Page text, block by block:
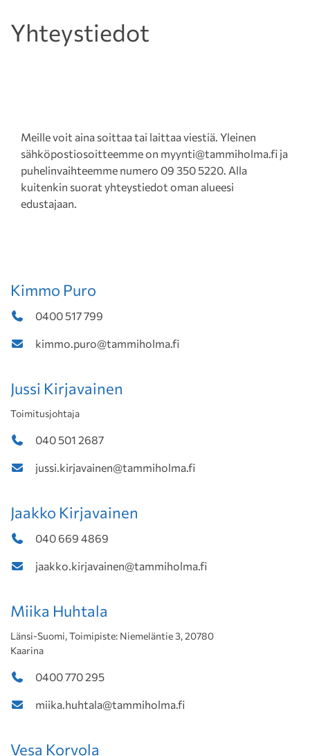
Yhteystiedot
Meille voit aina soittaa tai laittaa viestiä. Yleinen
sähköpostiosoitteemme on myynti@tammiholma.fi ja
puhelinvaihteemme numero 09 350 5220. Alla
kuitenkin suorat yhteystiedot oman alueesi
edustajaan.
Kimmo Puro
0400 517 799
kimmo.puro@tammiholma.fi
Jussi Kirjavainen
Toimitusjohtaja
040 501 2687
jussi.kirjavainen@tammiholma.fi
Jaakko Kirjavainen
040 669 4869
jaakko.kirjavainen@tammiholma.fi
Miika Huhtala
Länsi-Suomi, Toimipiste: Niemeläntie 3, 20780
Kaarina
0400 770 295
miika.huhtala@tammiholma.fi
Vesa Korvola